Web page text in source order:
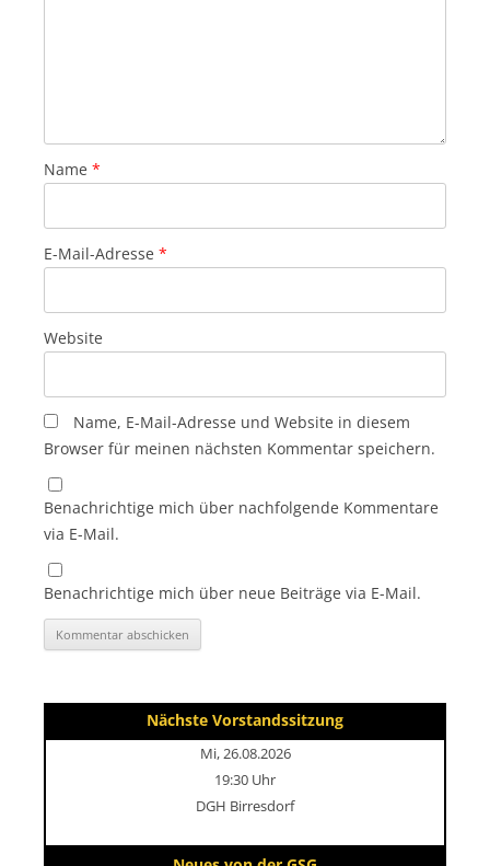
Name *
E-Mail-Adresse *
Website
Name, E-Mail-Adresse und Website in diesem
Browser für meinen nächsten Kommentar speichern.
Benachrichtige mich über nachfolgende Kommentare
via E-Mail.
Benachrichtige mich über neue Beiträge via E-Mail.
Nächste Vorstandssitzung
Mi, 26.08.2026
19:30 Uhr
DGH Birresdorf